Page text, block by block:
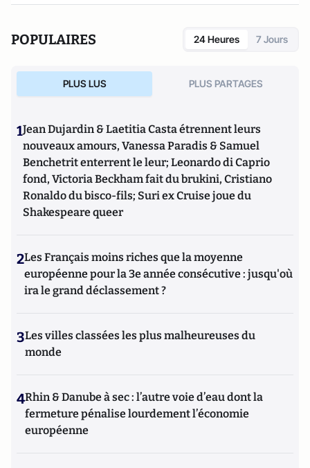
POPULAIRES 24 Heures 7 Jours
PLUS LUS PLUS PARTAGES
1Jean Dujardin & Laetitia Casta étrennent leurs
nouveaux amours, Vanessa Paradis & Samuel
Benchetrit enterrent le leur; Leonardo di Caprio
fond, Victoria Beckham fait du brukini, Cristiano
Ronaldo du bisco-fils; Suri ex Cruise joue du
Shakespeare queer
2Les Français moins riches que la moyenne
européenne pour la 3e année consécutive : jusqu'où
ira le grand déclassement ?
3Les villes classées les plus malheureuses du
monde
4Rhin & Danube à sec : l’autre voie d’eau dont la
fermeture pénalise lourdement l’économie
européenne